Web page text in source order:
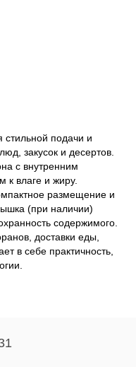
стильной подачи и
закусок и десертов.
с внутренним
к влаге и жиру.
размещение и
(при наличии)
содержимого.
доставки еды,
в себе практичность,